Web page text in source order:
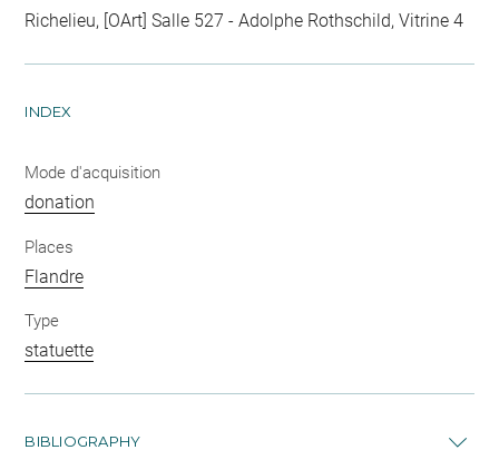
Richelieu, [OArt] Salle 527 - Adolphe Rothschild, Vitrine 4
INDEX
Mode d'acquisition
donation
Places
Flandre
Type
statuette
BIBLIOGRAPHY